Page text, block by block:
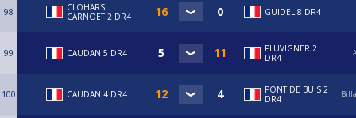
98
CLOHARS
CARNOET 2 DR4
GUIDEL 8 DR4
99 CAUDAN 5 DR4
PLUVIGNER 2
DR4
100 CAUDAN 4 DR4
PONT DE BUIS 2
DR4